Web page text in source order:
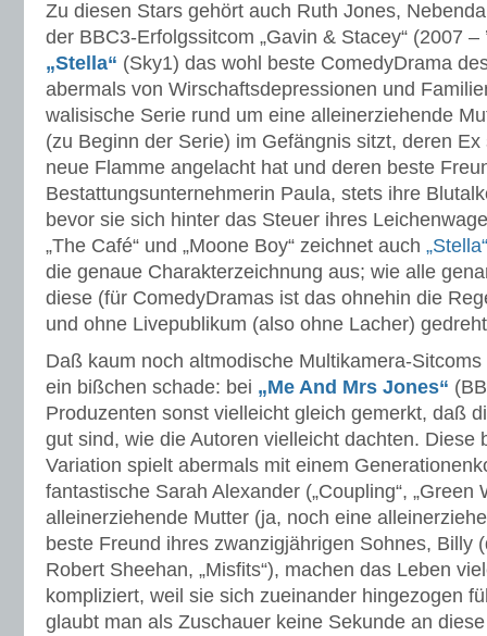
Zu diesen Stars gehört auch Ruth Jones,
der BBC3-Erfolgssitcom „Gavin & Stacey“ (2007 –
„Stella“ (Sky1) das wohl beste ComedyDrama
abermals von Wirschaftsdepressionen und
walisische Serie rund um eine alleinerziehende
(zu Beginn der Serie) im Gefängnis sitzt, deren
neue Flamme angelacht hat und deren beste
Bestattungsunternehmerin Paula, stets ihre
bevor sie sich hinter das Steuer ihres
„The Café“ und „Moone Boy“ zeichnet auch „Stella“
die genaue Charakterzeichnung aus; wie alle
diese (für ComedyDramas ist das ohnehin die
und ohne Livepublikum (also ohne Lacher)
Daß kaum noch altmodische Multikamera-
ein bißchen schade: bei „Me And Mrs Jones“
Produzenten sonst vielleicht gleich gemerkt, daß
gut sind, wie die Autoren vielleicht dachten. Diese
Variation spielt abermals mit einem
fantastische Sarah Alexander („Coupling“, „Green
alleinerziehende Mutter (ja, noch eine
beste Freund ihres zwanzigjährigen Sohnes, Billy
Robert Sheehan, „Misfits“), machen das Leben
kompliziert, weil sie sich zueinander hingezogen
glaubt man als Zuschauer keine Sekunde an